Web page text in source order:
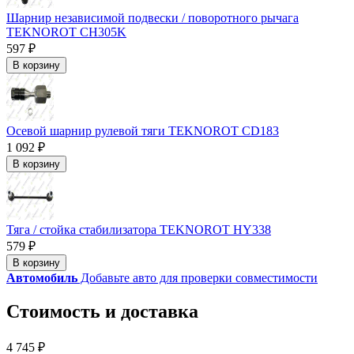
Шарнир независимой подвески / поворотного рычага
TEKNOROT CH305K
597 ₽
В корзину
Осевой шарнир рулевой тяги TEKNOROT CD183
1 092 ₽
В корзину
Тяга / стойка стабилизатора TEKNOROT HY338
579 ₽
В корзину
Автомобиль Добавьте авто для проверки совместимости
Стоимость и доставка
4 745 ₽